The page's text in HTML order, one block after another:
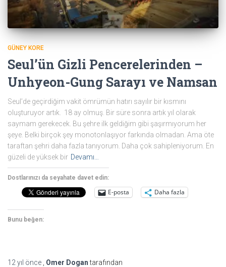
GÜNEY KORE
Seul’ün Gizli Pencerelerinden –
Unhyeon-Gung Sarayı ve Namsan
Seul’de geçirdiğim vakit ömrümün hatırı sayılır bir kısmını
oluşturuyor artık. 18 ay olmuş. Bir süre sonra artık yıl olarak
saymam gerekecek. Bu şehre ilk geldiğim gibi şaşırmıyorum her
şeye. Belki birçok şey monotonlaşıyor farkında olmadan. Ama öte
taraftan şehri daha fazla tanıyorum. Daha çok sahipleniyorum. En
güzeli de yüksek bir Devamı…
Dostlarınızı da seyahate davet edin:
E-posta Daha fazla
Bunu beğen:
12 yıl önce Omer Dogantarafından